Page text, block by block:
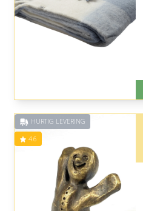
HURTIG LEVERING
4.6